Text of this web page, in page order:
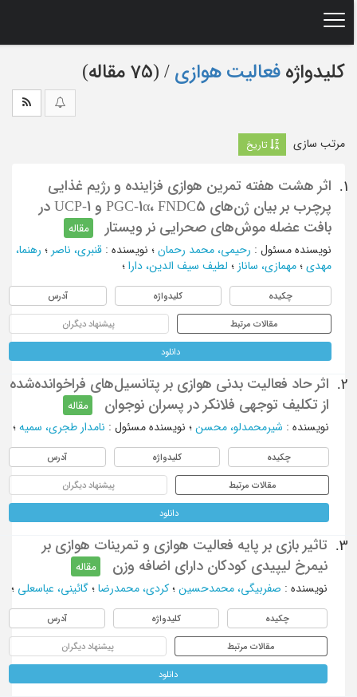
کلیدواژه فعالیت هوازی ‏/ (75 مقاله)
مرتب سازی تاریخ
1.
اثر هشت هفته تمرین هوازی فزاینده و رژیم غذایی
پرچرب بر بیان ژن‌های PGC-1α، FNDC5 و UCP-1 در
بافت عضله موش‌های صحرایی نر ویستار
مقاله
نویسنده مسئول : رحیمی، محمد رحمان؛ نویسنده: قنبری، ناصر؛ رهنما،
مهدی؛ مهمازی، ساناز؛ لطیف سیف الدین، دارا ؛
چکیده کلیدواژه آدرس
مقالات مرتبط پیشنهاد دیگران
دانلود
2.
اثر حاد فعالیت بدنی هوازی بر پتانسیل‌های فراخوانده‌شده
از تکلیف توجهی فلانکر در پسران نوجوان
مقاله
نویسنده: شیرمحمدلو، محسن؛ نویسنده مسئول : نامدار طجری، سمیه؛
چکیده کلیدواژه آدرس
مقالات مرتبط پیشنهاد دیگران
دانلود
3.
تاثیر بازی بر پایه فعالیت هوازی و تمرینات هوازی بر
نیمرخ لیپیدی کودکان دارای اضافه وزن
مقاله
نویسنده: صفربیگی، محمدحسین؛ کردی، محمدرضا؛ گائینی، عباسعلی ؛
چکیده کلیدواژه آدرس
مقالات مرتبط پیشنهاد دیگران
دانلود